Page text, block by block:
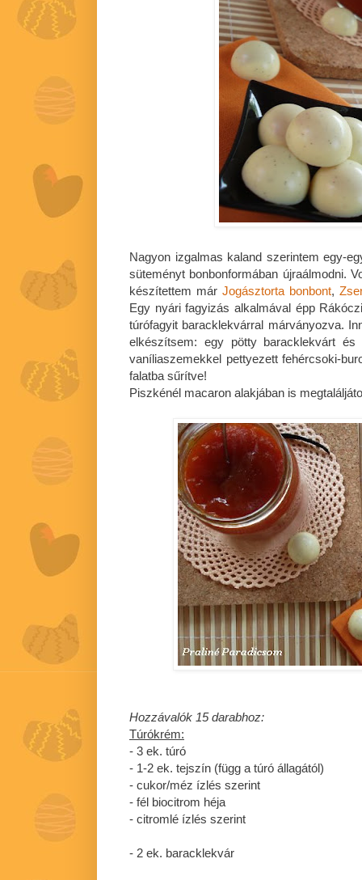
Nagyon izgalmas kaland szerintem egy-
süteményt bonbonformában újraálmodni.
készítettem már Jogásztorta bonbont,
Egy nyári fagyizás alkalmával épp
túrófagyit baracklekvárral márványozva.
elkészítsem: egy pötty baracklekvárt
vaníliaszemekkel pettyezett fehércsoki-
falatba sűrítve!
Piszkénél macaron alakjában is
Hozzávalók 15 darabhoz:
Túrókrém:
- 3 ek. túró
- 1-2 ek. tejszín (függ a túró állagától)
- cukor/méz ízlés szerint
- fél biocitrom héja
- citromlé ízlés szerint
- 2 ek. baracklekvár